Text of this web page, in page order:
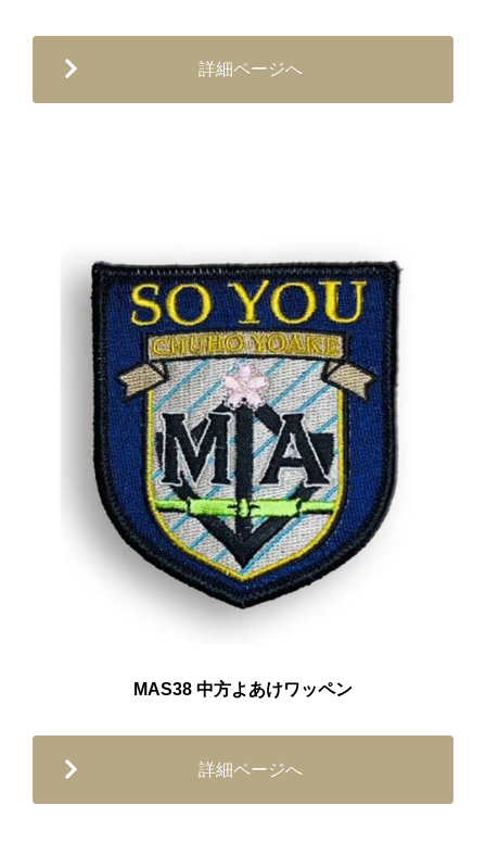
詳細ページへ
MAS38 中方よあけワッペン
詳細ページへ